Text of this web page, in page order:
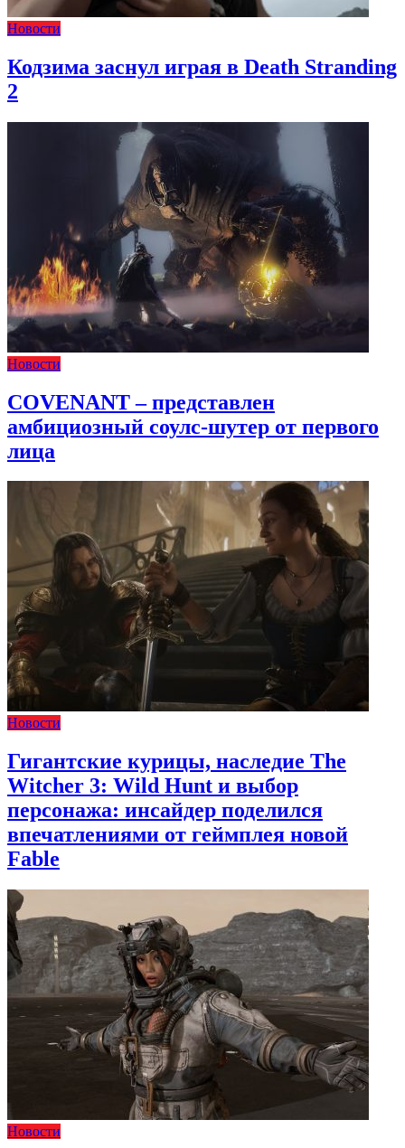
Новости
Кодзима заснул играя в Death Stranding
2
Новости
COVENANT – представлен
амбициозный соулс-шутер от первого
лица
Новости
Гигантские курицы, наследие The
Witcher 3: Wild Hunt и выбор
персонажа: инсайдер поделился
впечатлениями от геймплея новой
Fable
Новости